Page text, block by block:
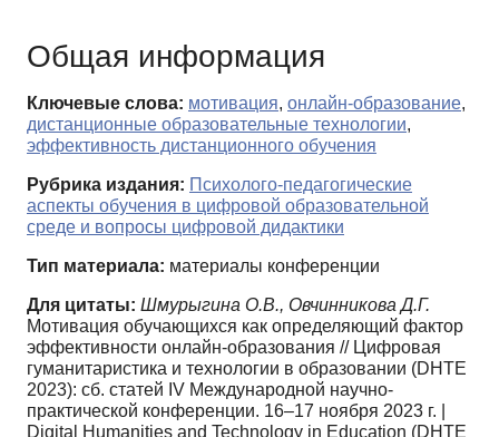
Общая информация
Ключевые слова: мотивация, онлайн-образование,
дистанционные образовательные технологии,
эффективность дистанционного обучения
Рубрика издания: Психолого-педагогические
аспекты обучения в цифровой образовательной
среде и вопросы цифровой дидактики
Тип материала: материалы конференции
Для цитаты: Шмурыгина О.В., Овчинникова Д.Г.
Мотивация обучающихся как определяющий фактор
эффективности онлайн-образования // Цифровая
гуманитаристика и технологии в образовании (DHTE
2023): сб. статей IV Международной научно-
практической конференции. 16–17 ноября 2023 г. |
Digital Humanities and Technology in Education (DHTE